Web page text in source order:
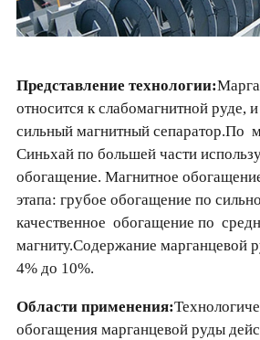
Представление технологии:
относится к слабомагнитной руде,
сильный магнитный сепаратор.По
Синьхай по большей части
обогащение. Магнитное
этапа: грубое обогащение по
качественное обогащение по
магниту.Содержание марганцевой
4% до 10%.
Области применения:
обогащения марганцевой руды